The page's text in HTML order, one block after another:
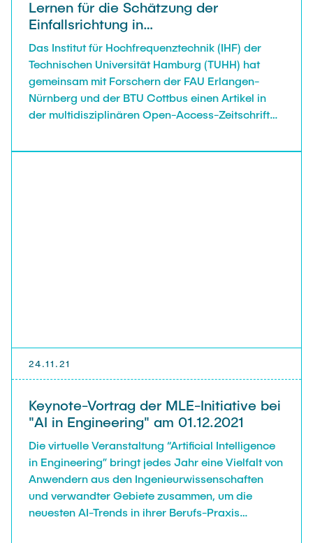
Lernen für die Schätzung der
Einfallsrichtung in
Automobilradarsystemen veröffentlicht
Das Institut für Hochfrequenztechnik (IHF) der
Technischen Universität Hamburg (TUHH) hat
gemeinsam mit Forschern der FAU Erlangen-
Nürnberg und der BTU Cottbus einen Artikel in
der multidisziplinären Open-Access-Zeitschrift
Einsatzmöglichkeiten von maschinellem Lernen
24.11.21
Keynote-Vortrag der MLE-Initiative bei
"AI in Engineering" am 01.12.2021
Die virtuelle Veranstaltung “Artificial Intelligence
in Engineering” bringt jedes Jahr eine Vielfalt von
Anwendern aus den Ingenieurwissenschaften
und verwandter Gebiete zusammen, um die
neuesten AI-Trends in ihrer Berufs-Praxis